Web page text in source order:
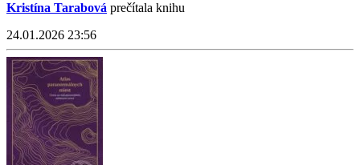
Kristína Tarabová prečítala knihu
24.01.2026 23:56